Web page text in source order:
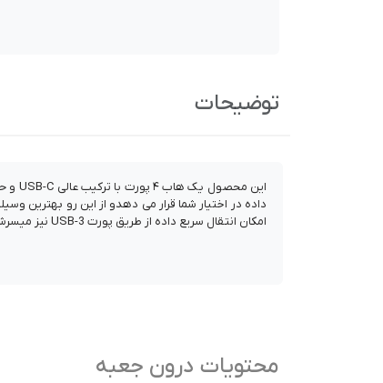
توضیحات
امکان انتقال سریع داده از طریق پورت USB-3 نیز میسرشده است. این هاب دارای یک پورت HDMI جهت اشتراک گذاری تصاویر با کیفیت 4K UHD و پورت AUX ۳.۵ میلی متری جهت خروجی صوتی نیز می باشد.
محتویات درون جعبه